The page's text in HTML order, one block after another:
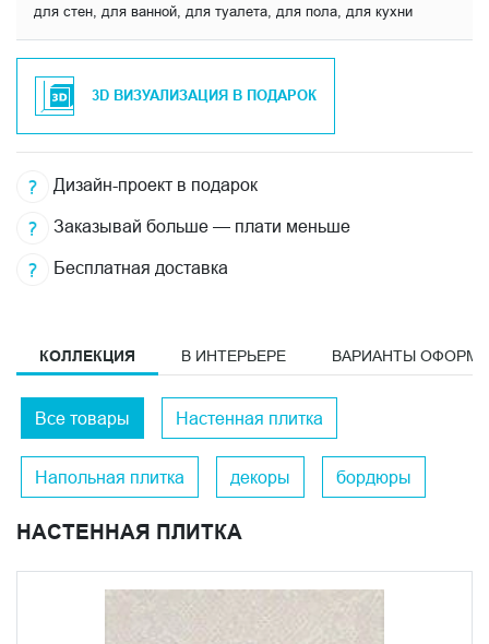
для стен, для ванной, для туалета, для пола, для кухни
3D ВИЗУАЛИЗАЦИЯ В ПОДАРОК
Дизайн-проект в подарок
Заказывай больше — плати меньше
Бесплатная доставка
КОЛЛЕКЦИЯ В ИНТЕРЬЕРЕ ВАРИАНТЫ
Все товары Настенная плитка
Напольная плитка декоры бордюры
НАСТЕННАЯ ПЛИТКА